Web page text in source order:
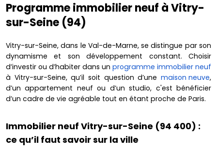
Programme immobilier neuf à Vitry-
sur-Seine (94)
Vitry-sur-Seine, dans le Val-de-Marne, se distingue par son
dynamisme et son développement constant. Choisir
d’investir ou d’habiter dans un programme immobilier neuf
à Vitry-sur-Seine, qu’il soit question d’une maison neuve,
d’un appartement neuf ou d’un studio, c'est bénéficier
d’un cadre de vie agréable tout en étant proche de Paris.
Immobilier neuf Vitry-sur-Seine (94 400) :
ce qu’il faut savoir sur la ville